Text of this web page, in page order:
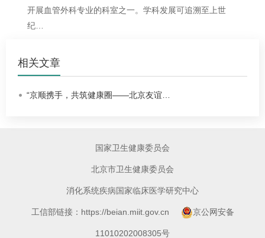
开展血管外科专业的科室之一。学科发展可追溯至上世
纪…
相关文章
“京顺携手，共筑健康圈——北京友谊…
国家卫生健康委员会
北京市卫生健康委员会
消化系统疾病国家临床医学研究中心
工信部链接：https://beian.miit.gov.cn 京公网安备
11010202008305号